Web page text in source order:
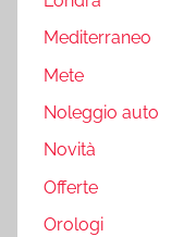
Mediterraneo
Mete
Noleggio auto
Novità
Offerte
Orologi